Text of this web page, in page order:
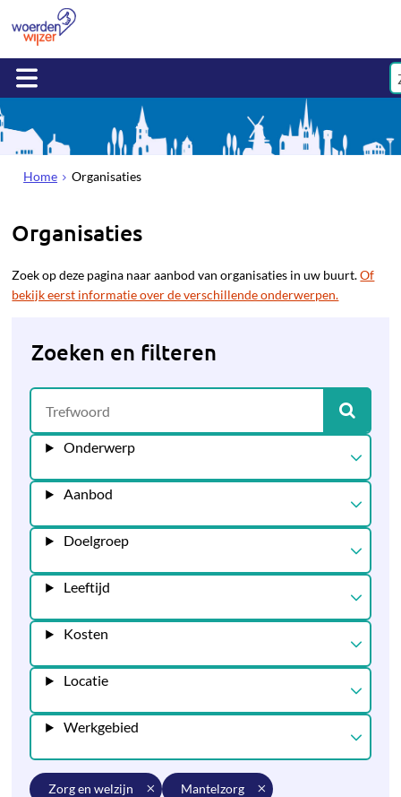
Home Organisaties
Organisaties
Zoek op deze pagina naar aanbod van organisaties in uw buurt.Of
bekijk eerst informatie over de verschillende onderwerpen.
Zoeken en filteren
Onderwerp
Aanbod
Doelgroep
Leeftijd
Kosten
Locatie
Werkgebied
zorg en welzijn mantelzorg